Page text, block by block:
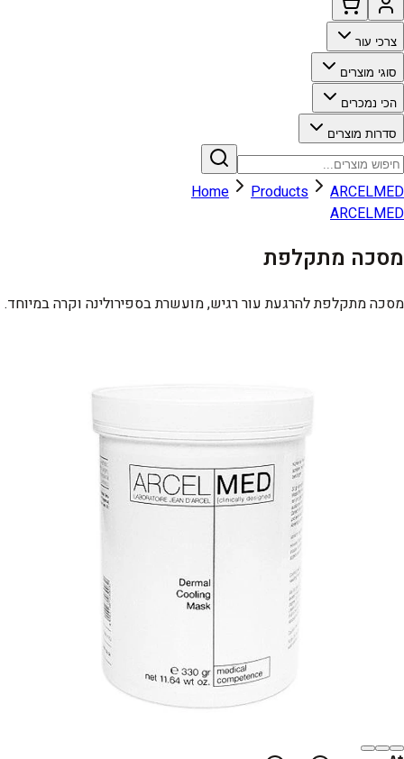
צרכי עור
סוגי מוצרים
הכי נמכרים
סדרות מוצרים
Home Products
ARCELMED
ARCELMED
מסכה מתקלפת
מסכה מתקלפת להרגעת עור רגיש, מועשרת בספירולינה וקרה במיוחד.